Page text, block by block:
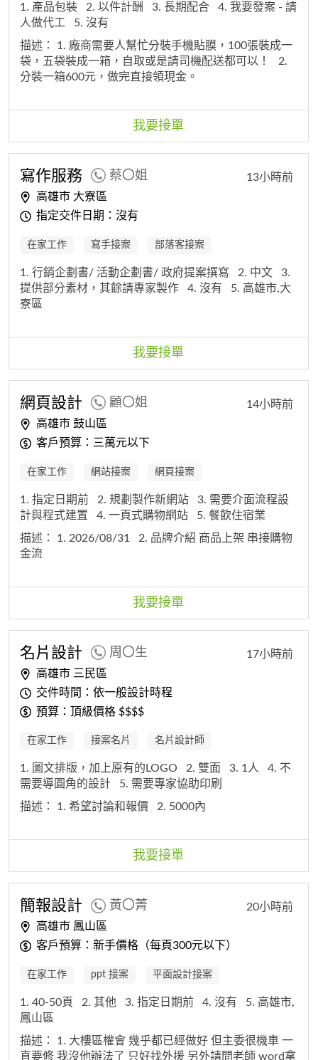
1. 產品包裝 2. 以件計酬 3. 長期配合
4. 我要發案 - 請
人做代工
5. 沒有
描述： 1. 廠商需要人幫忙分裝手機貼膜，100張裝成一
袋，五袋裝成一箱，自取或是請司機配送都可以！
2.
分裝一箱600元，做完直接領現金。
我要接單
寫作服務 蔡〇姐
高雄市 大寮區
指定交件日期：沒有
13小時前
在家工作 寫手接案 部落客接案
1. 行銷企劃書/ 活動企劃書/ 政府提案撰寫 2. 中文
3.
提供部分素材，其餘請專家製作
4. 沒有
5. 高雄市,大
寮區
我要接單
網頁設計 顧〇姐
高雄市 鼓山區
客戶預算：三萬元以下
14小時前
在家工作 網站接案 網頁接案
1. 指定日期前 2. 規劃製作新網站
3. 需要介面流程設
計與程式建置
4. 一頁式購物網站
5. 餐飲住宿業
描述： 1. 2026/08/31
2. 品牌介紹 商品上架 串接購物
金流
我要接單
名片設計 周〇生
高雄市 三民區
交件時間：依一般設計時程
預算：頂級價格 $$$$
17小時前
在家工作 接案名片 名片設計師
1. 圖文排版，加上原有的LOGO 2. 雙面 3. 1人
4. 不
需要導圓角的設計
5. 需要專家協助印刷
描述： 1. 希望討論和報價 2. 5000內
我要接單
簡報設計 黃〇菁
高雄市 鳳山區
客戶預算：新手價格（每頁300元以下）
20小時前
在家工作 ppt 接案 平面設計接案
1. 40-50頁 2. 其他 3. 指定日期前 4. 沒有
5. 高雄市,
鳳山區
描述： 1. 大樓區權會 幾乎都已經做好 但主委很機車 一
直要修 我沒他辦法了 只好找外援 另外請問老師 word拿